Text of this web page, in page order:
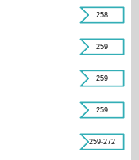
258
259
259
259
259-272